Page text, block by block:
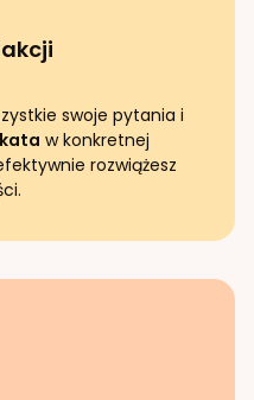
swoje pytania i
w konkretnej
rozwiążesz